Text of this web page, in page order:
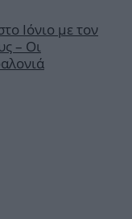
Ιόνιο με τον
– Οι